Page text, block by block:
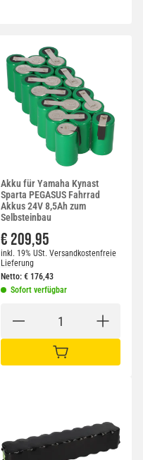
Akku für Yamaha Kynast
Sparta PEGASUS Fahrrad
Akkus 24V 8,5Ah zum
Selbsteinbau
€ 209,95
inkl. 19% USt. Versandkostenfreie
Lieferung
Netto: € 176,43
Sofort verfügbar
IN DEN WARENKORB